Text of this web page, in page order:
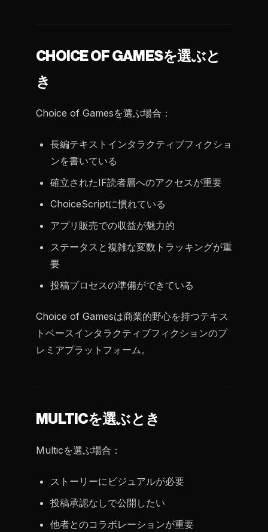
CHOICE OF GAMESを選ぶと
き
Choice of Gamesを選ぶ場合：
長編テキストインタラクティブフィクショ
ンを書いている
確立されたIF読者層へのアクセスが重要
ChoiceScriptに慣れている
アプリ販売での収益が魅力的
ステータスと複雑な変数トラッキングが重
要
投稿プロセスの準備ができている
Choice of Gamesは商業的野心を持つテキス
トベースインタラクティブフィクションのプ
レミアプラットフォーム。
MULTICを選ぶとき
Multicを選ぶ場合：
ストーリーにビジュアルが必要
投稿承認なしで公開したい
他者とのコラボレーションが重要